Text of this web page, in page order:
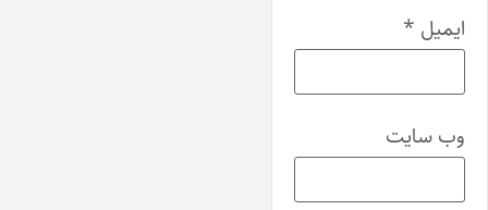
ایمیل*
وب‌ سایت